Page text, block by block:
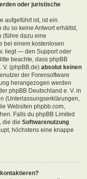
oder juristische
aufgeführt ist, ist ein
so keine Antwort erhältst,
(führe dazu eine
bei einem kostenlosen
liegt — den Support oder
beachte, dass phpBB
V. (phpBB.de) absolut keinen
der Forensoftware
herangezogen werden
phpBB Deutschland e. V. in
(Unterlassungserklärungen,
Websiten phpbb.com,
Falls du phpBB Limited
die die Softwarenutzung
höchstens eine knappe